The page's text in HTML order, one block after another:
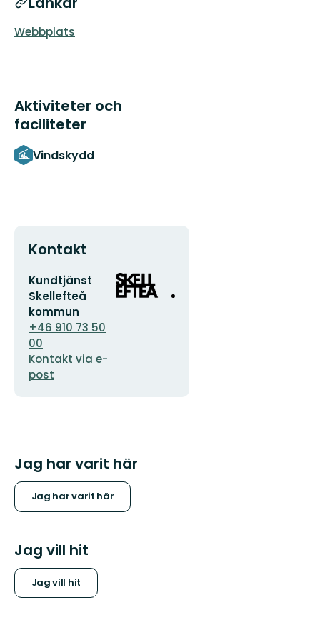
Webbplats
Aktiviteter och
faciliteter
Vindskydd
Kontakt
E-
postadress
Kundtjänst
Skellefteå
kommun
+46 910 73 50
00
Kontakt via e-
post
Organisationens
logotyp
Jag har varit här
Jag har varit här
Jag vill hit
Jag vill hit